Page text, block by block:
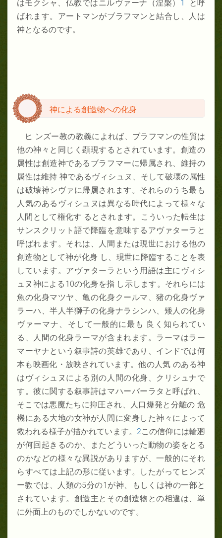
はモクシャ、仏教ではニルヴァーナ（涅槃） 1
と呼
ばれます。アートマンがブラフマンと結合し、人は
神となるのです。
神による創造物への化身
ヒ ンズー教の教義によれば、ブラフマンの性質は
他の神々と同じく顕現するとされています。創造の
属性は創造神であるブラフマーに帰属され、維持の
属性は維持 神であるヴィシュヌ、そして破壊の属性
は破壊神シヴァに帰属されます。それらのうち最も
人気のあるヴィシュヌは異なる時代によって様々な
人間として権化す るとされます。こういった転生は
サンスクリット語で降臨を意味するアヴァターラと
呼ばれます。それは、人間または現世における他の
創造物として神が化身 し、現世に降臨することを表
しています。アヴァターラという用語は主にヴィシ
ュヌ神による10の化身を指 し示します。それらには
魚の化身マツヤ、亀の化身クールマ、猪の化身ヴァ
ラーハ、半人半獅子の化身ナラシンハ、矮人の化身
ヴァーマナ、そして一般的に最も 良く知られてい
る、人間の化身ラーマが含まれます。ラーマはラー
マーヤナという叙事詩の英雄であり、インドでは何
本も映画化・放映されています。他の人気 のある神
はヴィシュヌによる別の人間の化身、クリシュナで
す。彼に関する叙事詩はマハーバーラタと呼ばれ、
そこでは悪魔たちに抑圧され、人口爆発と分離の 危
機にある大地の女神が人間に変身した神々によって
救われる様子が描かれています。 2この信仰には輪廻
が何回起きるのか、またどういった動物の姿をとる
のかなどの様々な異説がありますが、一般的にそれ
らすべては上記の形に従います。したがってヒンズ
ー教では、人類の5分の1が神、もしくは神の一部と
されています。創造主とその創造物との相違は、単
に外面上のものでしかないのです。